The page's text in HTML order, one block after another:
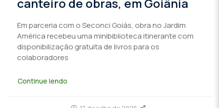
canteiro de obras, em Goiânia
Em parceria com o Seconci Goiás, obra no Jardim
América recebeu uma minibiblioteca itinerante com
disponibilização gratuita de livros para os
colaboradores
Continue lendo